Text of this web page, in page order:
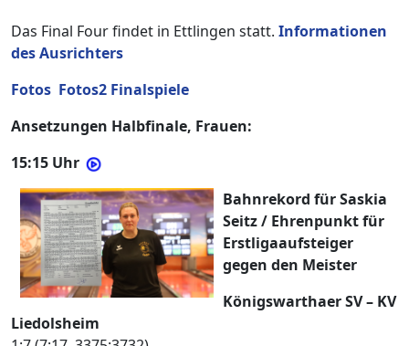
Das Final Four findet in Ettlingen statt. Informationen
des Ausrichters
Fotos Fotos2 Finalspiele
Ansetzungen Halbfinale, Frauen:
15:15 Uhr
Bahnrekord für Saskia
Seitz / Ehrenpunkt für
Erstligaaufsteiger
gegen den Meister
Königswarthaer SV – KV
Liedolsheim